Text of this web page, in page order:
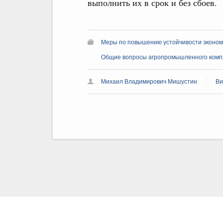
выполнить их в срок и без сбоев.
Меры по повышению устойчивости
Общие вопросы агропромышленного
Михаил Владимирович Мишустин